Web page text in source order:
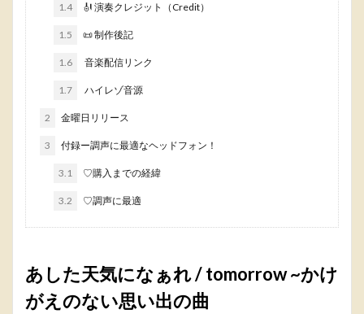
1.4 🎻 演奏クレジット（Credit）
1.5 📜 制作後記
1.6 音楽配信リンク
1.7 ハイレゾ音源
2 金曜日リリース
3 付録ー調声に最適なヘッドフォン！
3.1 ♡購入までの経緯
3.2 ♡調声に最適
あした天気になぁれ / tomorrow ~かけ
がえのない思い出の曲